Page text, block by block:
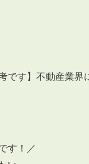
です】不動産業
す！／